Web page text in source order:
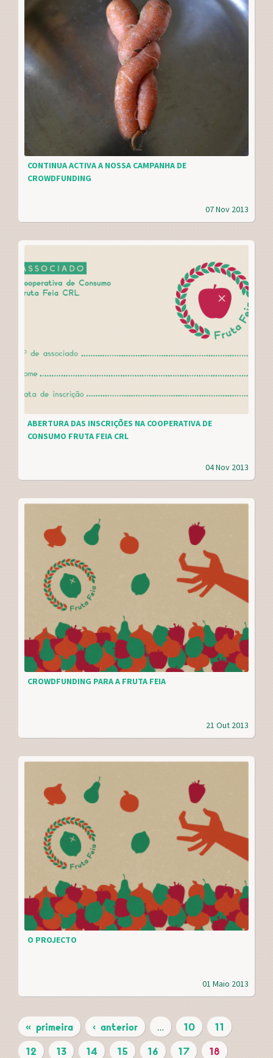
07 Nov 2013
CONTINUA ACTIVA A NOSSA CAMPANHA DE
CROWDFUNDING
04 Nov 2013
ABERTURA DAS INSCRIÇÕES NA COOPERATIVA DE
CONSUMO FRUTA FEIA CRL
21 Out 2013
CROWDFUNDING PARA A FRUTA FEIA
01 Maio 2013
O PROJECTO
P
« primeira ‹ anterior … 10
11
12
13 14 15 16 17 18